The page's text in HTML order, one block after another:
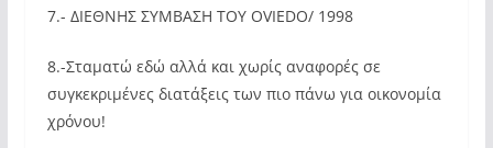
7.- ΔΙΕΘΝΗΣ ΣΥΜΒΑΣΗ ΤΟΥ OVIEDO/ 1998
8.-Σταματώ εδώ αλλά και χωρίς αναφορές σε
συγκεκριμένες διατάξεις των πιο πάνω για οικονομία
χρόνου!